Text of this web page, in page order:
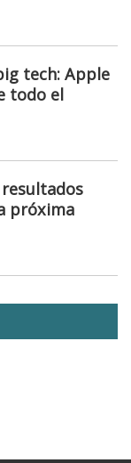
tech: Apple
todo el
resultados
próxima